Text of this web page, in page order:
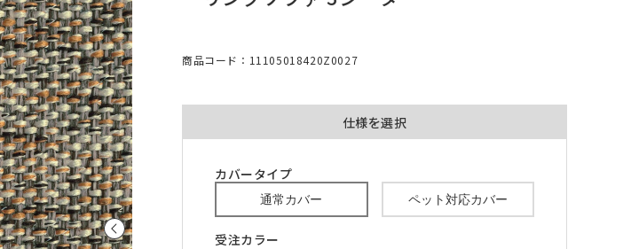
商品コード：11105018420Z0027
仕様を選択
カバータイプ
通常カバー ペット対応カバー
受注カラー
す。
1.5倍ヒダ・2倍ヒダ⇒幅50～100cmまで、スト
レート⇒幅50～140cmまでは、片開き1枚での縫
製となります。両開きでの製作はできませんので
ご注意ください。
形態安定加工
料金
仕上がり幅 金額
〜100cm
〜200cm
〜300cm
〜400cm (税込)
｢形態安定加工OK」マークが付いている商品が対
象となります。
料金（2倍ヒダ・1.5倍ヒダ）
仕上がり幅 金額
〜100cm
〜200cm
〜300cm
〜400cm (税込)
料金（ストレート）